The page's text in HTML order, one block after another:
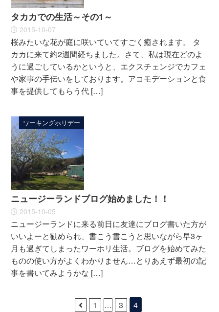
タカカでの生活～その1～
2015-10-07
桜みたいな花が庭に咲いていてすごく癒されます。 タ
カカに来て約2週間経ちました。さて、私は現在どのよ
うに過ごしているかというと、エクスチェンジでカフェ
や家事の手伝いをしております。アコモデーションと食
事を提供してもらう代 […]
ワーキングホリデー
ニュージーランドブログ始めました！！
2015-10-05
ニュージーランドに来る前日に友達にブログ書いた方が
いいよーと勧められ、書こう書こうと思いながら早3ヶ
月も過ぎてしまったワーホリ生活。ブログを始めてみた
ものの使い方がよくわかりません…とりあえず最初の記
事を書いてみようかな […]
1 … 3 4